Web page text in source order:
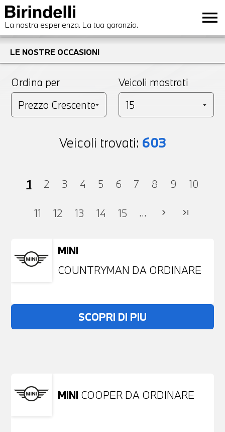
La nostra esperienza. La tua garanzia. menu
LE NOSTRE OCCASIONI
Ordina per Veicoli mostrati
Veicoli trovati: 603
1 2 3 4 5 6 7 8 9 10
11 12 13 14 15 ... chevron_right last_page
MINI
COUNTRYMAN DA ORDINARE
SCOPRI DI PIU
Non stai trovando ciò che cerchi?
MINI COOPER DA ORDINARE